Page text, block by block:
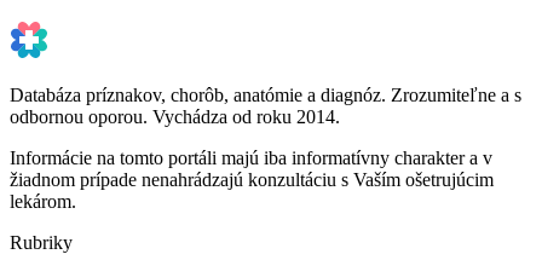
Databáza príznakov, chorôb, anatómie a diagnóz. Zrozumiteľne a s
odbornou oporou. Vychádza od roku 2014.
Informácie na tomto portáli majú iba informatívny charakter a v
žiadnom prípade nenahrádzajú konzultáciu s Vaším ošetrujúcim
lekárom.
Rubriky